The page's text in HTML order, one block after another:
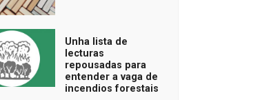
Unha lista de
lecturas
repousadas para
entender a vaga de
incendios forestais